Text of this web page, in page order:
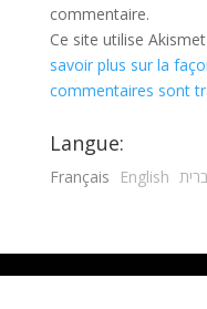
commentaire.
Ce site utilise
savoir plus sur la
commentaires sont
Langue:
Français English